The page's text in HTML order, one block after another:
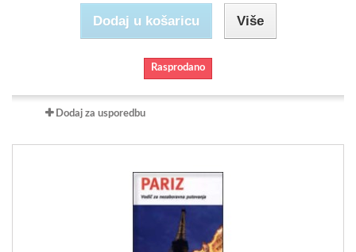
Dodaj u košaricu Više
Rasprodano
Dodaj za usporedbu